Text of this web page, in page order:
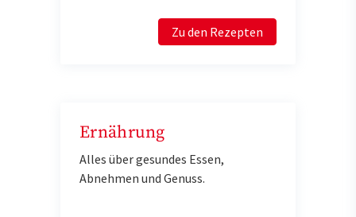
Zu den Rezepten
Ernährung
Alles über gesundes Essen,
Abnehmen und Genuss.